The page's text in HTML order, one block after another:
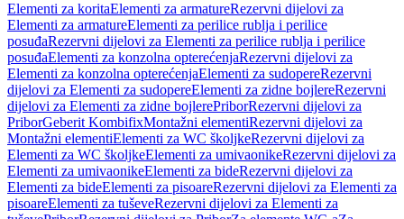
Elementi za koritaElementi za armatureRezervni dijelovi za
Elementi za armatureElementi za perilice rublja i perilice
posuđaRezervni dijelovi za Elementi za perilice rublja i perilice
posuđaElementi za konzolna opterećenjaRezervni dijelovi za
Elementi za konzolna opterećenjaElementi za sudopereRezervni
dijelovi za Elementi za sudopereElementi za zidne bojlereRezervni
dijelovi za Elementi za zidne bojlerePriborRezervni dijelovi za
PriborGeberit KombifixMontažni elementiRezervni dijelovi za
Montažni elementiElementi za WC školjkeRezervni dijelovi za
Elementi za WC školjkeElementi za umivaonikeRezervni dijelovi za
Elementi za umivaonikeElementi za bideRezervni dijelovi za
Elementi za bideElementi za pisoareRezervni dijelovi za Elementi za
pisoareElementi za tuševeRezervni dijelovi za Elementi za